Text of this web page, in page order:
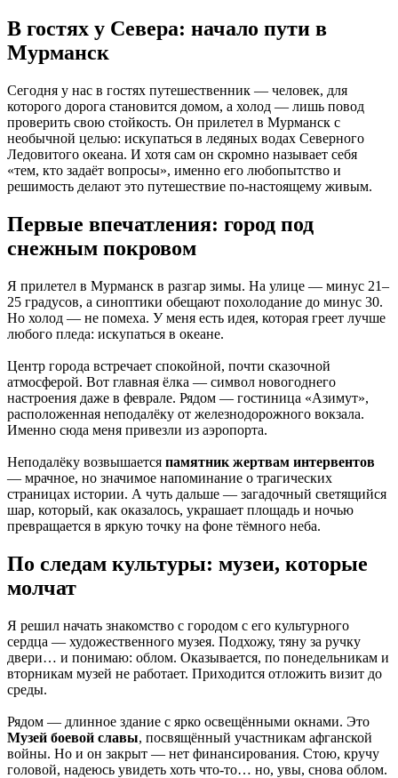
В гостях у Севера: начало пути в
Мурманск
Сегодня у нас в гостях путешественник — человек, для
которого дорога становится домом, а холод — лишь повод
проверить свою стойкость. Он прилетел в Мурманск с
необычной целью: искупаться в ледяных водах Северного
Ледовитого океана. И хотя сам он скромно называет себя
«тем, кто задаёт вопросы», именно его любопытство и
решимость делают это путешествие по-настоящему живым.
Первые впечатления: город под
снежным покровом
Я прилетел в Мурманск в разгар зимы. На улице — минус 21–
25 градусов, а синоптики обещают похолодание до минус 30.
Но холод — не помеха. У меня есть идея, которая греет лучше
любого пледа: искупаться в океане.
Центр города встречает спокойной, почти сказочной
атмосферой. Вот главная ёлка — символ новогоднего
настроения даже в феврале. Рядом — гостиница «Азимут»,
расположенная неподалёку от железнодорожного вокзала.
Именно сюда меня привезли из аэропорта.
Неподалёку возвышается памятник жертвам интервентов
— мрачное, но значимое напоминание о трагических
страницах истории. А чуть дальше — загадочный светящийся
шар, который, как оказалось, украшает площадь и ночью
превращается в яркую точку на фоне тёмного неба.
По следам культуры: музеи, которые
молчат
Я решил начать знакомство с городом с его культурного
сердца — художественного музея. Подхожу, тяну за ручку
двери… и понимаю: облом. Оказывается, по понедельникам и
вторникам музей не работает. Приходится отложить визит до
среды.
Рядом — длинное здание с ярко освещёнными окнами. Это
Музей боевой славы, посвящённый участникам афганской
войны. Но и он закрыт — нет финансирования. Стою, кручу
головой, надеюсь увидеть хоть что-то… но, увы, снова облом.